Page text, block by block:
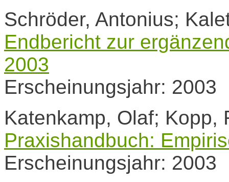
Schröder, Antonius;
Endbericht zur
2003
Erscheinungsjahr: 2003
Katenkamp, Olaf; Kopp,
Praxishandbuch:
Erscheinungsjahr: 2003